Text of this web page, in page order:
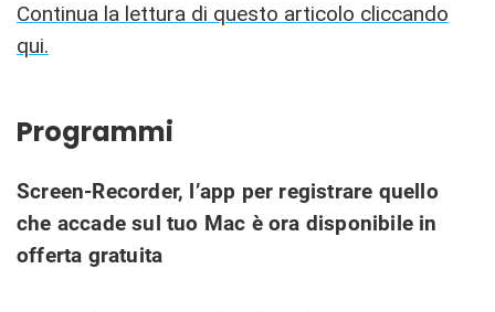
Continua la lettura di questo articolo cliccando
qui.
Programmi
Screen-Recorder, l’app per registrare quello
che accade sul tuo Mac è ora disponibile in
offerta gratuita